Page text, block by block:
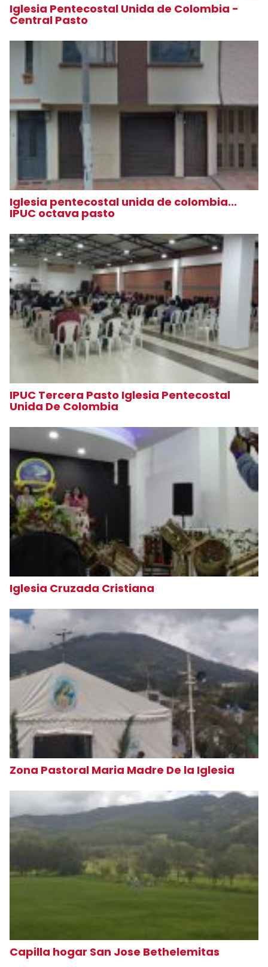
Iglesia Pentecostal Unida de Colombia -
Central Pasto
Iglesia pentecostal unida de colombia...
IPUC octava pasto
IPUC Tercera Pasto Iglesia Pentecostal
Unida De Colombia
Iglesia Cruzada Cristiana
Zona Pastoral Maria Madre De la Iglesia
Capilla hogar San Jose Bethelemitas